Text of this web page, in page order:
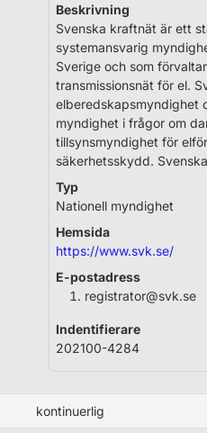
Beskrivning
Svenska kraftnät är ett
systemansvarig
Sverige och som
transmissionsnät för el.
elberedskapsmyndighet
myndighet i frågor om
tillsynsmyndighet för
säkerhetsskydd.
Typ
Nationell myndighet
Hemsida
https://www.svk.se/
E-postadress
registrator@svk.se
Indentifierare
202100-4284
kontinuerlig